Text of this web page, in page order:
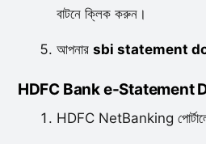
বাটনে ক্লিক করুন।
আপনার sbi statement
HDFC Bank e-Statement
HDFC NetBanking